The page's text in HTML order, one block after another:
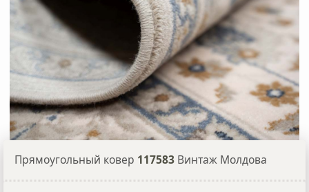
Прямоугольный ковер 117583 Винтаж Молдова